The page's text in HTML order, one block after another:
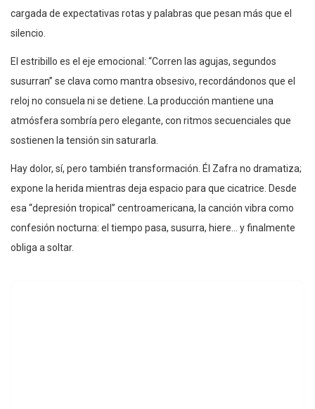
cargada de expectativas rotas y palabras que pesan más que el
silencio.
El estribillo es el eje emocional: “Corren las agujas, segundos
susurran” se clava como mantra obsesivo, recordándonos que el
reloj no consuela ni se detiene. La producción mantiene una
atmósfera sombría pero elegante, con ritmos secuenciales que
sostienen la tensión sin saturarla.
Hay dolor, sí, pero también transformación. Él Zafra no dramatiza;
expone la herida mientras deja espacio para que cicatrice. Desde
esa “depresión tropical” centroamericana, la canción vibra como
confesión nocturna: el tiempo pasa, susurra, hiere… y finalmente
obliga a soltar.